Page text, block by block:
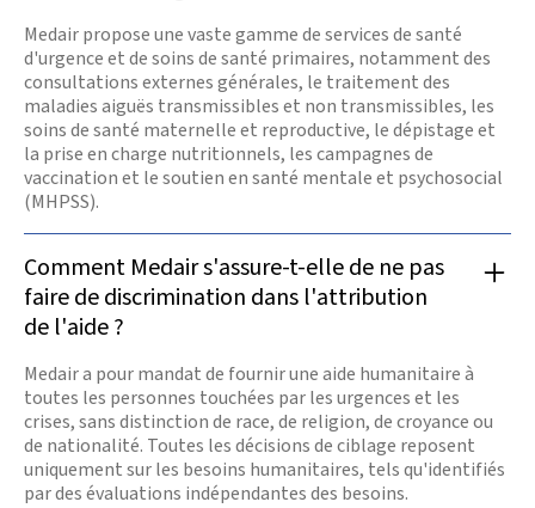
Medair propose une vaste gamme de services de santé
d'urgence et de soins de santé primaires, notamment des
consultations externes générales, le traitement des
maladies aiguës transmissibles et non transmissibles, les
soins de santé maternelle et reproductive, le dépistage et
la prise en charge nutritionnels, les campagnes de
vaccination et le soutien en santé mentale et psychosocial
(MHPSS).
Comment Medair s'assure-t-elle de ne pas
faire de discrimination dans l'attribution
de l'aide ?
Medair a pour mandat de fournir une aide humanitaire à
toutes les personnes touchées par les urgences et les
crises, sans distinction de race, de religion, de croyance ou
de nationalité. Toutes les décisions de ciblage reposent
uniquement sur les besoins humanitaires, tels qu'identifiés
par des évaluations indépendantes des besoins.